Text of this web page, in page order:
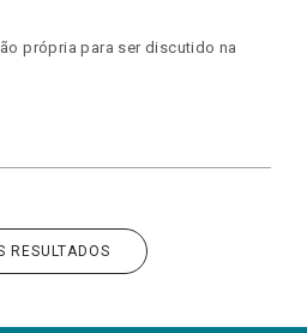
própria para ser discutido na
RESULTADOS